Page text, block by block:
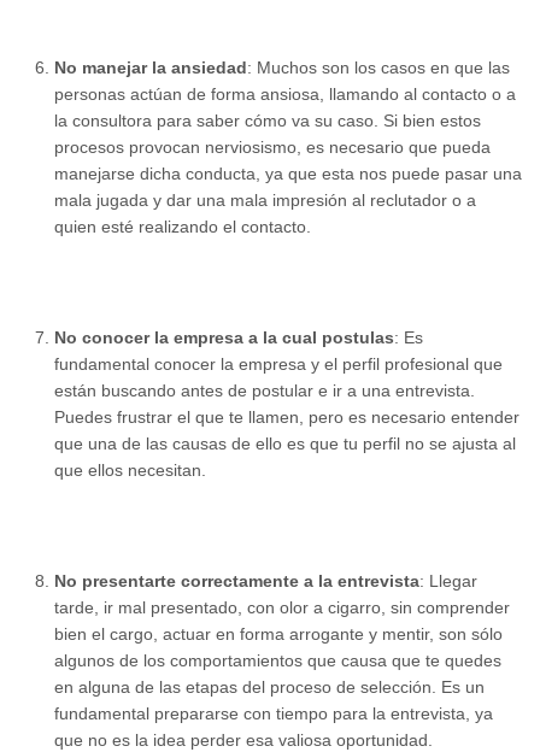
No manejar la ansiedad: Muchos son los casos en que las
personas actúan de forma ansiosa, llamando al contacto o a
la consultora para saber cómo va su caso. Si bien estos
procesos provocan nerviosismo, es necesario que pueda
manejarse dicha conducta, ya que esta nos puede pasar una
mala jugada y dar una mala impresión al reclutador o a
quien esté realizando el contacto.
No conocer la empresa a la cual postulas: Es
fundamental conocer la empresa y el perfil profesional que
están buscando antes de postular e ir a una entrevista.
Puedes frustrar el que te llamen, pero es necesario entender
que una de las causas de ello es que tu perfil no se ajusta al
que ellos necesitan.
No presentarte correctamente a la entrevista: Llegar
tarde, ir mal presentado, con olor a cigarro, sin comprender
bien el cargo, actuar en forma arrogante y mentir, son sólo
algunos de los comportamientos que causa que te quedes
en alguna de las etapas del proceso de selección. Es un
fundamental prepararse con tiempo para la entrevista, ya
que no es la idea perder esa valiosa oportunidad.